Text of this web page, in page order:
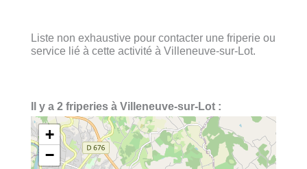
Liste non exhaustive pour contacter une friperie ou
service lié à cette activité à Villeneuve-sur-Lot.
Il y a 2 friperies à Villeneuve-sur-Lot :
+
−